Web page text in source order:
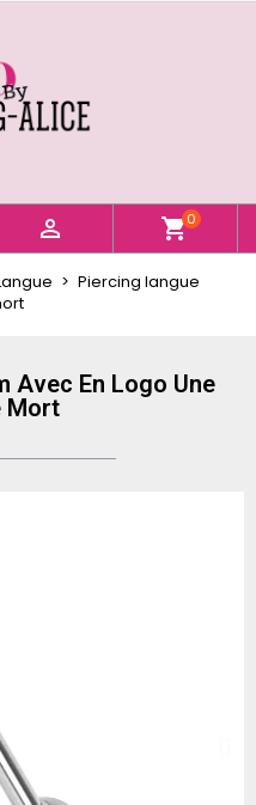
 shopping_cart0
Piercing langue
Avec En Logo Une
Mort
Créer une liste d'envies
ajouter des produits
Connexion